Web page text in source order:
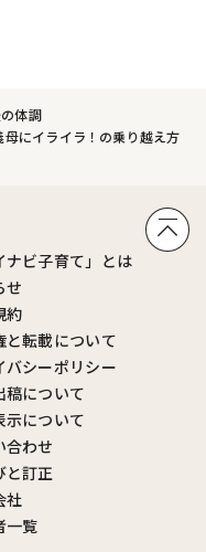
体調
にイライラ！の乗り越え方
ナビ子育て」とは
せ
約
と転載について
バシーポリシー
稿について
示について
合わせ
と訂正
社
一覧